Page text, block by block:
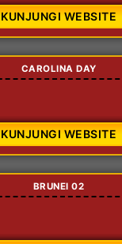
KUNJUNGI WEBSITE
CAROLINA DAY
KUNJUNGI WEBSITE
BRUNEI 02